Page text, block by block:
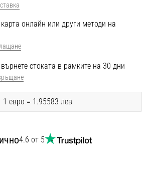
онлайн или други методи на
стоката в рамките на 30 дни
1 евро = 1.95583 лев
4.6 от 5